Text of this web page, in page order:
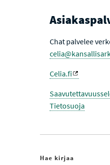
Chat palvelee
Celia.fi
Tietosuoja
Hae kirjaa